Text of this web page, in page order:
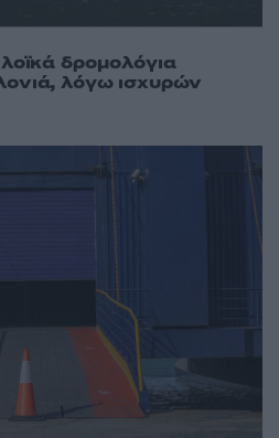
δρομολόγια
λόγω ισχυρών